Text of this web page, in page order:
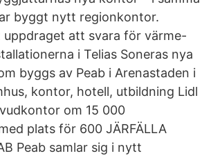
byggt nytt regionkontor.
att svara för värme-
i Telias Soneras nya
byggs av Peab i Arenastaden i
kontor, hotell, utbildning Lidl
om 15 000
plats för 600 JÄRFÄLLA
Peab samlar sig i nytt